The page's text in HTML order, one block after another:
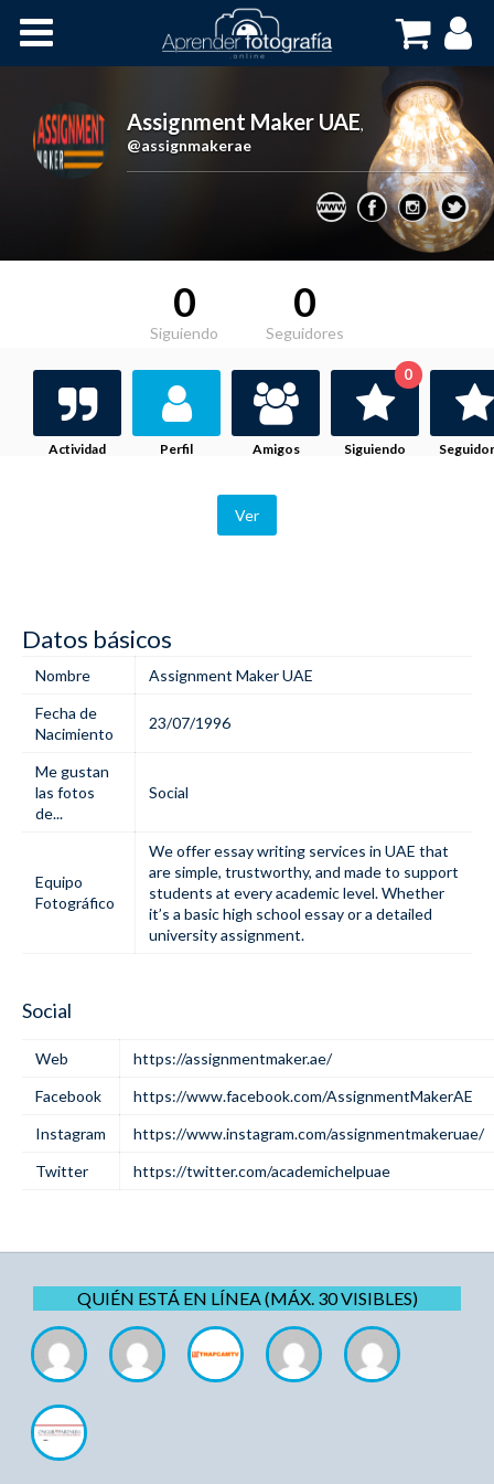
Assignment Maker UAE,
@assignmakerae
0
Siguiendo
0
Seguidores
Actividad Perfil Amigos Siguiendo
0
Ver
Datos básicos
Nombre
Assignment Maker UAE
Fecha de
Nacimiento
23/07/1996
Me gustan
las fotos
de...
Social
Equipo
Fotográfico
We offeressay writing services in UAE that
are simple, trustworthy, and made to support
students at every academic level. Whether
it’s a basic high school essay or a detailed
university assignment.
Social
Web
https://assignmentmaker.ae/
Facebook
https://www.facebook.com/AssignmentMakerAE
Instagram
https://www.instagram.com/assignmentmakeruae/
Twitter
https://twitter.com/academichelpuae
QUIÉN ESTÁ EN LÍNEA (MÁX. 30 VISIBLES)